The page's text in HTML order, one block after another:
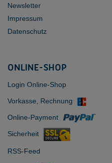
Newsletter
Impressum
Datenschutz
ONLINE-SHOP
Login Online-Shop
Vorkasse, Rechnung
Online-Payment
Sicherheit
RSS-Feed